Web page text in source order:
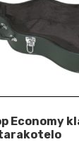
Economy